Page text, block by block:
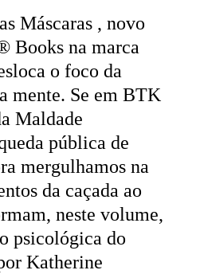
Máscaras , novo
Books na marca
o foco da
mente. Se em BTK
Maldade
pública de
mergulhamos na
da caçada ao
neste volume,
psicológica do
Katherine